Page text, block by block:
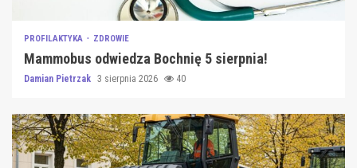
PROFILAKTYKA ZDROWIE
Mammobus odwiedza Bochnię 5 sierpnia!
Damian Pietrzak 3 sierpnia 2026 40